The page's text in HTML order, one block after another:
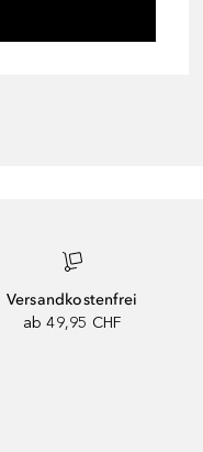
Versandkostenfrei
ab 49,95 CHF